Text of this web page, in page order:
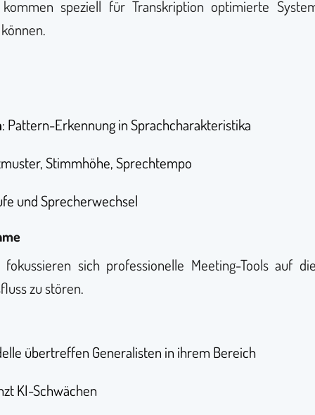
speziell für Transkription optimierte
: Pattern-Erkennung in Sprachcharakteristika
Stimmhöhe, Sprechtempo
und Sprecherwechsel
sich professionelle Meeting-Tools auf
zu stören.
übertreffen Generalisten in ihrem Bereich
KI-Schwächen